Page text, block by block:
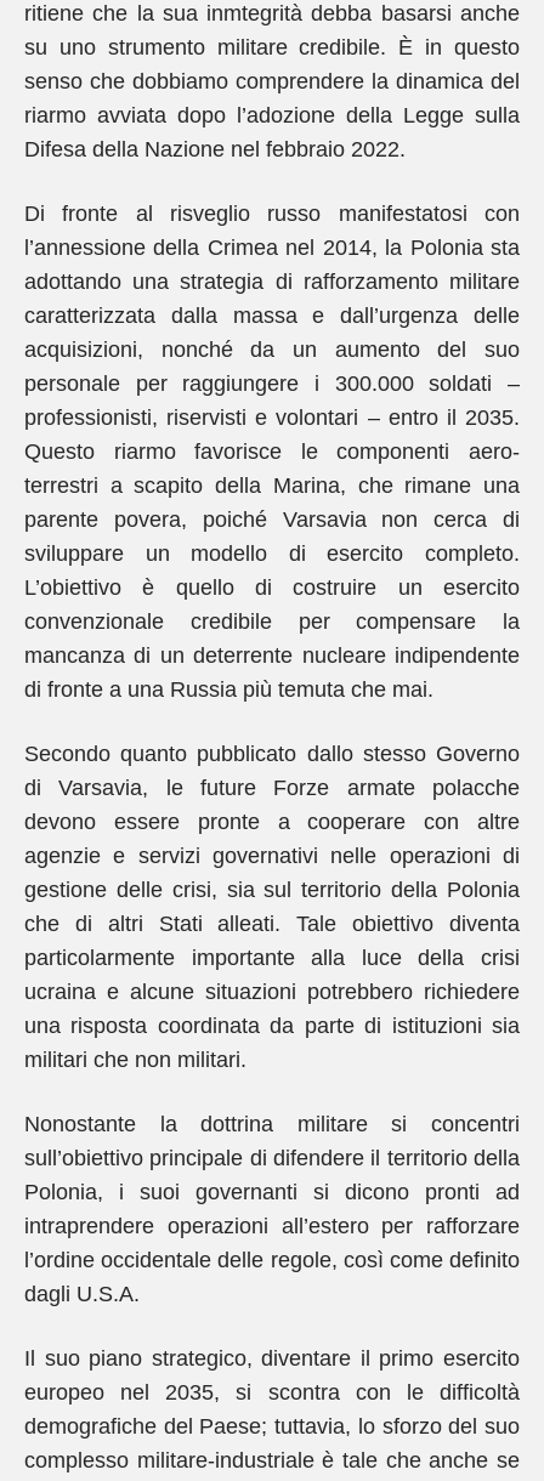
ritiene che la sua inmtegrità debba basarsi anche
su uno strumento militare credibile. È in questo
senso che dobbiamo comprendere la dinamica del
riarmo avviata dopo l’adozione della Legge sulla
Difesa della Nazione nel febbraio 2022.
Di fronte al risveglio russo manifestatosi con
l’annessione della Crimea nel 2014, la Polonia sta
adottando una strategia di rafforzamento militare
caratterizzata dalla massa e dall’urgenza delle
acquisizioni, nonché da un aumento del suo
personale per raggiungere i 300.000 soldati –
professionisti, riservisti e volontari – entro il 2035.
Questo riarmo favorisce le componenti aero-
terrestri a scapito della Marina, che rimane una
parente povera, poiché Varsavia non cerca di
sviluppare un modello di esercito completo.
L’obiettivo è quello di costruire un esercito
convenzionale credibile per compensare la
mancanza di un deterrente nucleare indipendente
di fronte a una Russia più temuta che mai.
Secondo quanto pubblicato dallo stesso Governo
di Varsavia, le future Forze armate polacche
devono essere pronte a cooperare con altre
agenzie e servizi governativi nelle operazioni di
gestione delle crisi, sia sul territorio della Polonia
che di altri Stati alleati. Tale obiettivo diventa
particolarmente importante alla luce della crisi
ucraina e alcune situazioni potrebbero richiedere
una risposta coordinata da parte di istituzioni sia
militari che non militari.
Nonostante la dottrina militare si concentri
sull’obiettivo principale di difendere il territorio della
Polonia, i suoi governanti si dicono pronti ad
intraprendere operazioni all’estero per rafforzare
l’ordine occidentale delle regole, così come definito
dagli U.S.A.
Il suo piano strategico, diventare il primo esercito
europeo nel 2035, si scontra con le difficoltà
demografiche del Paese; tuttavia, lo sforzo del suo
complesso militare-industriale è tale che anche se